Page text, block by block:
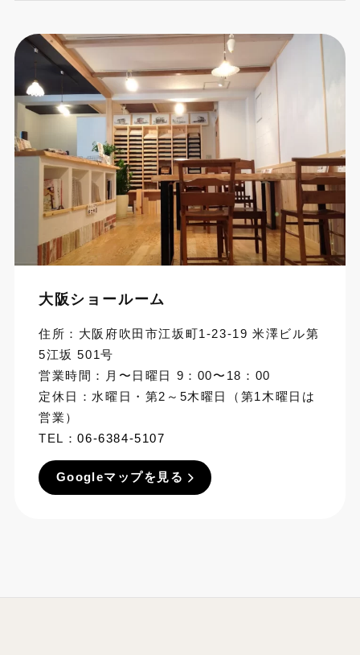
大阪ショールーム
住所：大阪府吹田市江坂町1-23-19 米澤ビル第
5江坂 501号
営業時間：月〜日曜日 9：00〜18：00
定休日：水曜日・第2～5木曜日（第1木曜日は
営業）
TEL：06-6384-5107
Googleマップを見る